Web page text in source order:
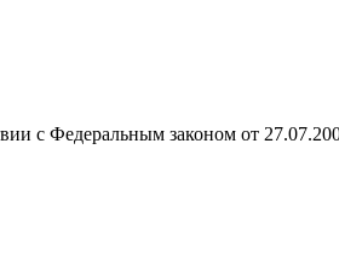
с Федеральным законом от